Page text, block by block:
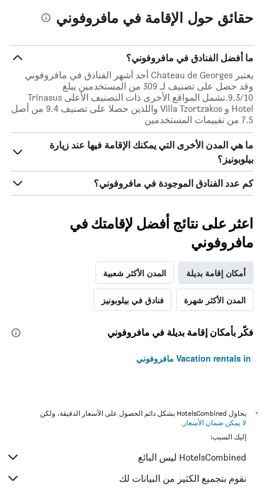
حقائق حول الإقامة في مافروفوني
ما أفضل الفنادق في مافروفوني؟
يعتبر Chateau de Georges أحد أشهر الفنادق في مافروفوني
وقد حصل على تصنيف لـ 309 من المستخدمين يبلغ
9.3/10.تشمل المواقع الأخرى ذات التصنيف الأعلى Trinasus
Hotel و Villa Tzortzakos واللذين حصلا على تصنيف 9.4 من أصل
7.5 من تقييمات المستخدمين
ما هي المدن الأخرى التي يمكنك الإقامة فيها عند زيارة
بيلوبونيز؟
كم عدد الفنادق الموجودة في مافروفوني؟
اعثر على نتائج أفضل لإقامتك في
مافروفوني
أمكان إقامة بديلة المدن الأكثر شعبية
المدن الأكثر شهرة فنادق في بيلوبونيز
فكّر بأمكان إقامة بديلة في مافروفوني
Vacation rentals in مافروفوني
*
يحاول HotelsCombined بشكل دائم الحصول على الأسعار الدقيقة، ولكن
لا يمكن ضمان الأسعار .
إليك السبب:
HotelsCombined ليس البائع
نقوم بتجميع الكثير من البيانات لك